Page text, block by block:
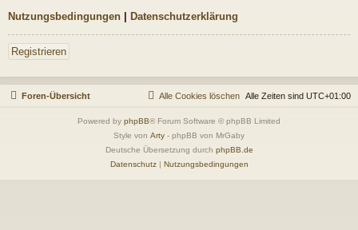
Nutzungsbedingungen | Datenschutzerklärung
Registrieren
Foren-Übersicht Alle Zeiten sind UTC+01:00
Alle Cookies löschen
Powered by phpBB® Forum Software © phpBB Limited
Style von Arty - phpBB von MrGaby
Deutsche Übersetzung durch phpBB.de
Datenschutz| Nutzungsbedingungen